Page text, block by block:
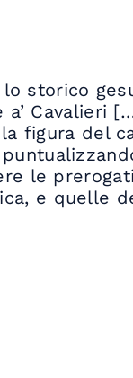
lo storico
a’ Cavalieri
figura del
le
e quelle